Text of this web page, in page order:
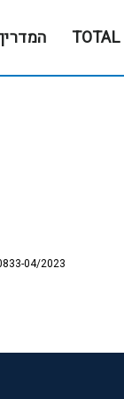
04/2023